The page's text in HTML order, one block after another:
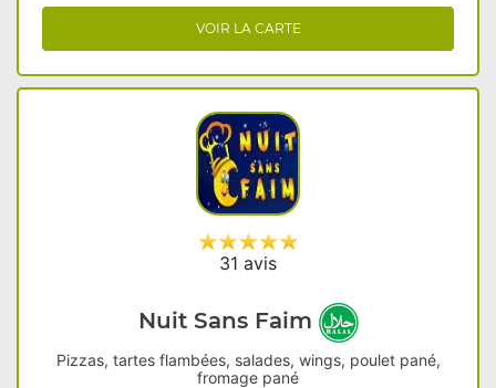
VOIR LA CARTE
31 avis
Nuit Sans Faim
Pizzas, tartes flambées, salades, wings, poulet pané,
fromage pané